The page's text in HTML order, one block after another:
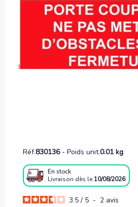
Réf.830136- Poids unit.0.01 kg
En stock
Livraison dès le 10/08/2026
3.5 / 5 - 2 avis